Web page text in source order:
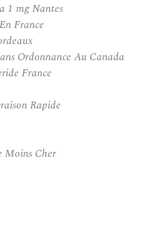
1 mg Nantes
France
Ordonnance Au Canada
France
Rapide
Moins Cher